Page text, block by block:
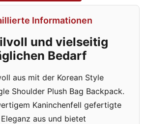
Informationen
und vielseitig
Bedarf
aus mit der Korean Style
Shoulder Plush Bag Backpack.
Kaninchenfell gefertigte
aus und bietet